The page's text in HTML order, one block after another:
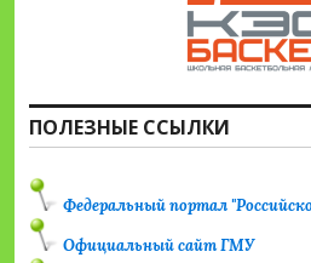
ПОЛЕЗНЫЕ ССЫЛКИ
Федеральный портал
Официальный сайт ГМУ